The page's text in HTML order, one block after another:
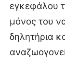
εγκεφάλου
μόνος του
δηλητήρια